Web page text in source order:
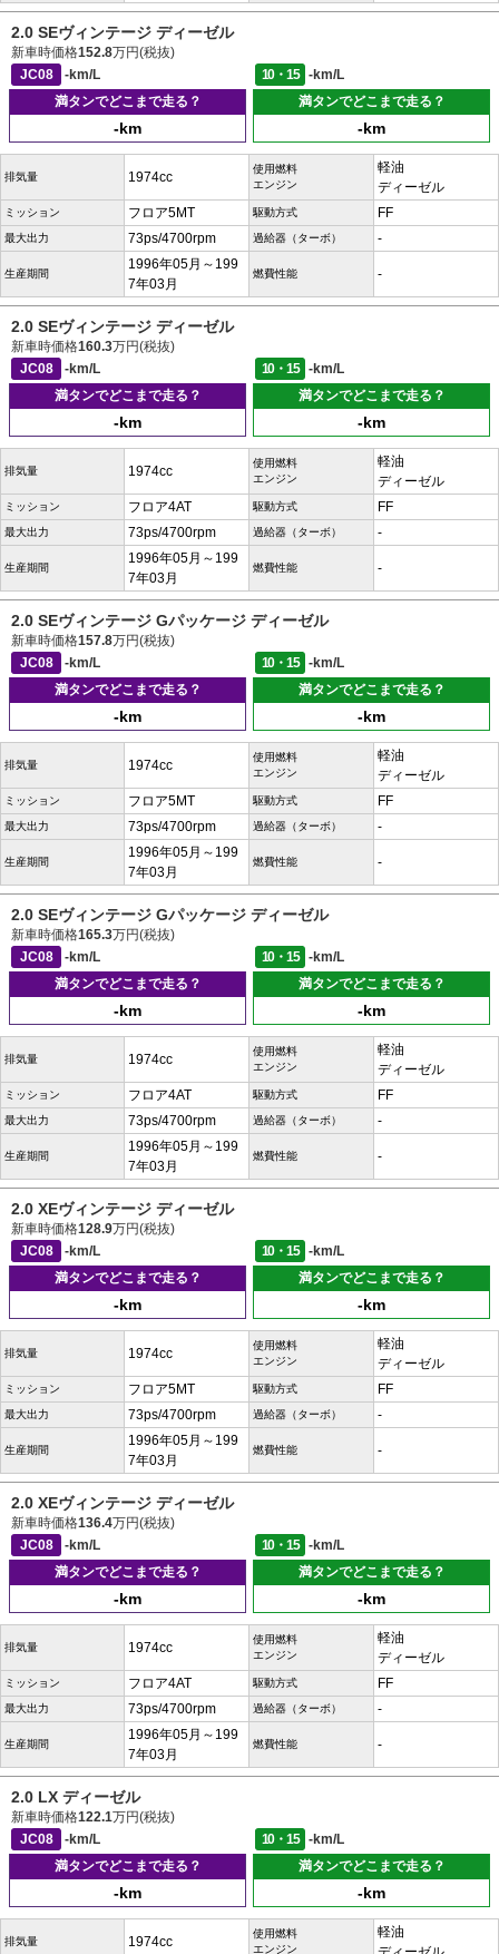
2.0 SEヴィンテージ ディーゼル
新車時価格152.8万円(税抜)
JC08
-km/L 10・15
-km/L
満タンでどこまで走る？
-km
満タンでどこまで走る？
-km
排気量 1974cc
使用燃料
エンジン
軽油
ディーゼル
ミッション フロア5MT 駆動方式 FF
最大出力 73ps/4700rpm 過給器（ターボ） -
生産期間
1996年05月～199
7年03月
燃費性能 -
2.0 SEヴィンテージ ディーゼル
新車時価格160.3万円(税抜)
JC08
-km/L 10・15
-km/L
満タンでどこまで走る？
-km
満タンでどこまで走る？
-km
排気量 1974cc
使用燃料
エンジン
軽油
ディーゼル
ミッション フロア4AT 駆動方式 FF
最大出力 73ps/4700rpm 過給器（ターボ） -
生産期間
1996年05月～199
7年03月
燃費性能 -
2.0 SEヴィンテージ Gパッケージ ディーゼル
新車時価格157.8万円(税抜)
JC08
-km/L 10・15
-km/L
満タンでどこまで走る？
-km
満タンでどこまで走る？
-km
排気量 1974cc
使用燃料
エンジン
軽油
ディーゼル
ミッション フロア5MT 駆動方式 FF
最大出力 73ps/4700rpm 過給器（ターボ） -
生産期間
1996年05月～199
7年03月
燃費性能 -
2.0 SEヴィンテージ Gパッケージ ディーゼル
新車時価格165.3万円(税抜)
JC08
-km/L 10・15
-km/L
満タンでどこまで走る？
-km
満タンでどこまで走る？
-km
排気量 1974cc
使用燃料
エンジン
軽油
ディーゼル
ミッション フロア4AT 駆動方式 FF
最大出力 73ps/4700rpm 過給器（ターボ） -
生産期間
1996年05月～199
7年03月
燃費性能 -
2.0 XEヴィンテージ ディーゼル
新車時価格128.9万円(税抜)
JC08
-km/L 10・15
-km/L
満タンでどこまで走る？
-km
満タンでどこまで走る？
-km
排気量 1974cc
使用燃料
エンジン
軽油
ディーゼル
ミッション フロア5MT 駆動方式 FF
最大出力 73ps/4700rpm 過給器（ターボ） -
生産期間
1996年05月～199
7年03月
燃費性能 -
2.0 XEヴィンテージ ディーゼル
新車時価格136.4万円(税抜)
JC08
-km/L 10・15
-km/L
満タンでどこまで走る？
-km
満タンでどこまで走る？
-km
排気量 1974cc
使用燃料
エンジン
軽油
ディーゼル
ミッション フロア4AT 駆動方式 FF
最大出力 73ps/4700rpm 過給器（ターボ） -
生産期間
1996年05月～199
7年03月
燃費性能 -
2.0 LX ディーゼル
新車時価格122.1万円(税抜)
JC08
-km/L 10・15
-km/L
満タンでどこまで走る？
-km
満タンでどこまで走る？
-km
排気量 1974cc
使用燃料
エンジン
軽油